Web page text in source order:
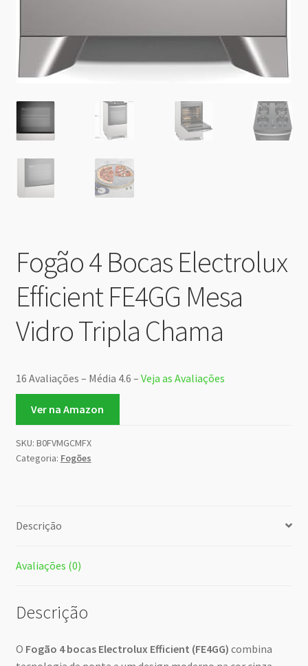
Fogão 4 Bocas Electrolux
Efficient FE4GG Mesa
Vidro Tripla Chama
16 Avaliações – Média 4.6 – Veja as Avaliações
Ver na Amazon
SKU: B0FVMGCMFX
Categoria: Fogões
Descrição
Avaliações (0)
Descrição
O Fogão 4 bocas Electrolux Efficient (FE4GG) combina